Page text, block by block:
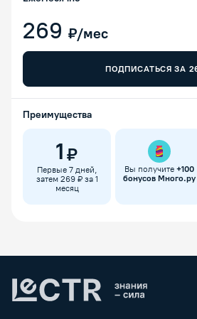
269 ₽/мес
ПОДПИСАТЬСЯ ЗА
Преимущества
1 ₽
Первые 7 дней,
затем 269 ₽ за 1
месяц
Вы получите +100
бонусов Много.ру